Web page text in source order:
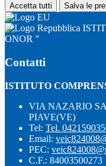
Accetta tutti Salva le
ONOR "
Contatti
ISTITUTO
VIA NAZARIO
PIAVE(VE)
Tel: Tel.
Email:
PEC:
C.F.: 84003500273